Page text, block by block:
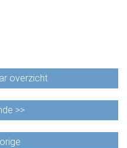
overzicht
>>